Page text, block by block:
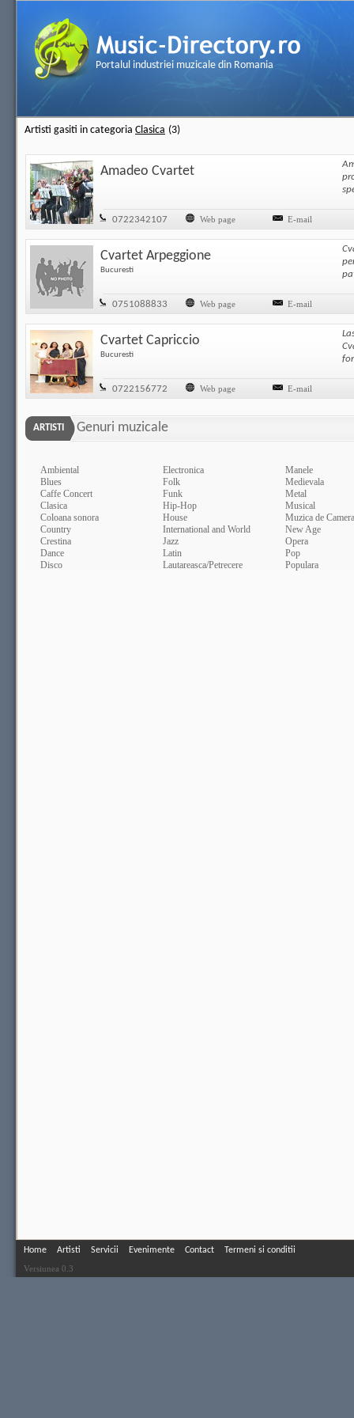
Portalul industriei muzicale din Romania
Artisti gasiti in categoria Clasica (3)
Amadeo Cvartet
0722342107 Web page E-mail
Cvartet Arpeggione
Bucuresti
0751088833 Web page E-mail
Cvartet Capriccio
Bucuresti
0722156772 Web page E-mail
ARTISTI Genuri muzicale
Ambiental Electronica
Manele
Blues
Folk
Medievala
Caffe Concert
Funk
Metal
Clasica
Hip-Hop
Musical
Coloana sonora
House
Muzica de Camera
Country
International and World
New Age
Crestina
Jazz
Opera
Dance
Latin
Pop
Disco
Lautareasca/Petrecere Populara
Home Artisti Servicii Evenimente Contact
Termeni si conditii
Versiunea 0.3